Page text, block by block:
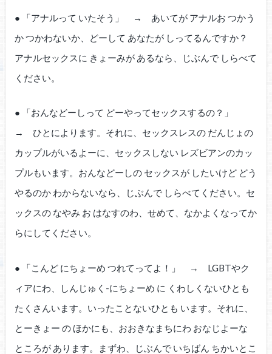
● 「アナルって いたそう」 → あいてが アナルお つかう
か つかわないか、どーして あなたが しってるんですか？
アナルセックスに きょーみが あるなら、じぶんで しらべて
ください。
● 「おんなどーしって どーやってセックスするの？」
→ ひとによります。それに、セックスレスの だんじょの
カップルがいるよーに、セックスしない レズビアンのカッ
プルもいます。おんなどーしの セックスが したいけど どう
やるのか わからないなら、じぶんで しらべてください。セ
ックスの なやみ お はなすのわ、せめて、なかよくなってか
らにしてください。
● 「こんど にちょーめ つれてってよ！」 → LGBTやク
ィアにわ、しんじゅく-にちょーめ に くわしくないひとも
たくさんいます。いったことないひとも います。それに、
とーきょー の ほかにも、おおきなまちにわ おなじよーな
ところが あります。まずわ、じぶんで いちばん ちかいとこ